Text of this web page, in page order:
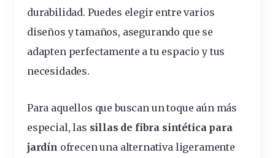
durabilidad. Puedes elegir entre varios
diseños y tamaños, asegurando que se
adapten perfectamente a tu espacio y tus
necesidades.
Para aquellos que buscan un toque aún más
especial, las sillas de fibra sintética para
jardín ofrecen una alternativa ligeramente